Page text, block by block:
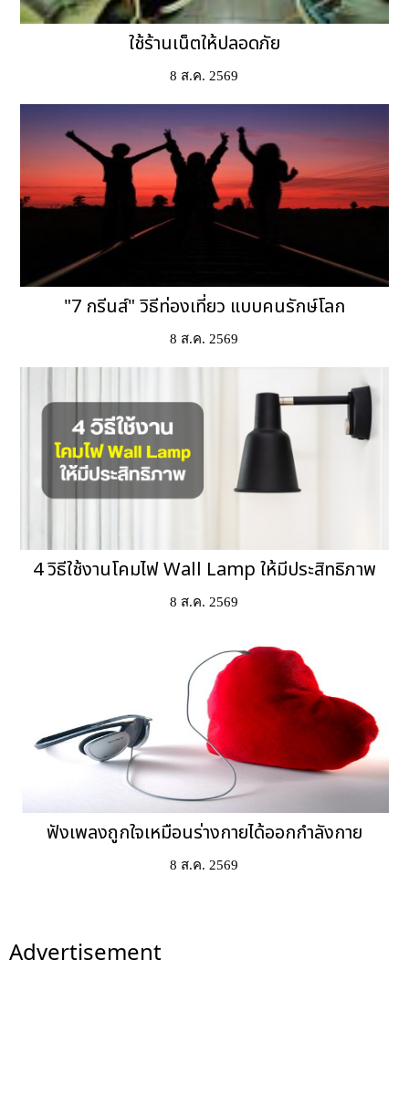
ใช้ร้านเน็ตให้ปลอดภัย
8 ส.ค. 2569
"7 กรีนส์" วิธีท่องเที่ยว แบบคนรักษ์โลก
8 ส.ค. 2569
4 วิธีใช้งานโคมไฟ Wall Lamp ให้มีประสิทธิภาพ
8 ส.ค. 2569
ฟังเพลงถูกใจเหมือนร่างกายได้ออกกำลังกาย
8 ส.ค. 2569
Advertisement